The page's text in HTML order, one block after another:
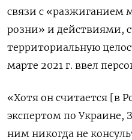
связи с «разжиганием
розни» и действиями,
территориальную
марте 2021 г. ввел
«Хотя он считается [в
экспертом по Украине,
ним никогда не